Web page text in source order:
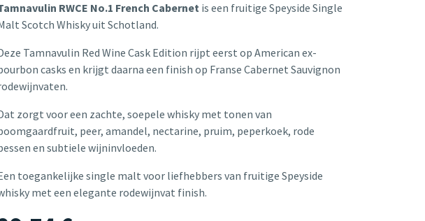
RWCE No.1 French Cabernet is een fruitige Speyside Single
Scotch Whisky uit Schotland.
Tamnavulin Red Wine Cask Edition rijpt eerst op American ex-
casks en krijgt daarna een finish op Franse Cabernet Sauvignon
zorgt voor een zachte, soepele whisky met tonen van
peer, amandel, nectarine, pruim, peperkoek, rode
en subtiele wijninvloeden.
toegankelijke single malt voor liefhebbers van fruitige Speyside
met een elegante rodewijnvat finish.